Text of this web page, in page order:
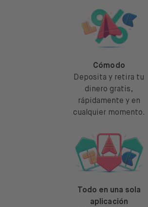
Cómodo
Deposita y retira tu
dinero gratis,
rápidamente y en
cualquier momento.
Todo en una sola
aplicación